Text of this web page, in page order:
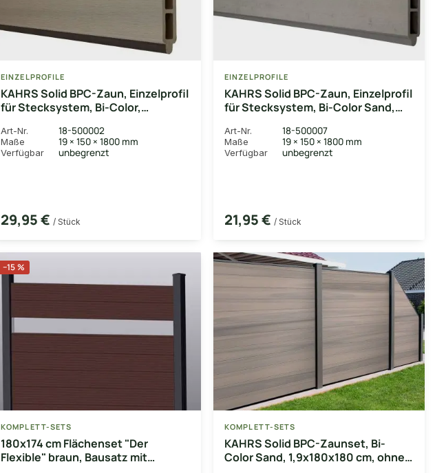
EINZELPROFILE
KAHRS Solid BPC-Zaun, Einzelprofil
für Stecksystem, Bi-Color,
Art-Nr. 18-500002
Maße 19 × 150 × 1800 mm
Verfügbar unbegrenzt
29,95 € / Stück
EINZELPROFILE
KAHRS Solid BPC-Zaun, Einzelprofil
für Stecksystem, Bi-Color Sand,
Art-Nr. 18-500007
Maße 19 × 150 × 1800 mm
Verfügbar unbegrenzt
21,95 € / Stück
−15 %
KOMPLETT-SETS
180x174 cm Flächenset "Der
Flexible" braun, Bausatz mit
KOMPLETT-SETS
KAHRS Solid BPC-Zaunset, Bi-
Color Sand, 1,9x180x180 cm, ohne